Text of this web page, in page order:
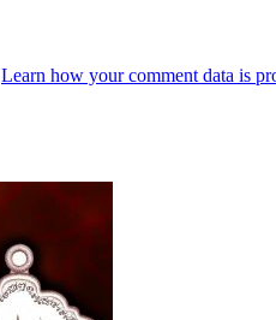
Learn how your comment data is